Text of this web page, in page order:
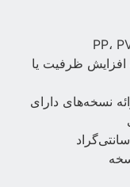
افزایش ظرفیت یا
نسخه‌های دارای